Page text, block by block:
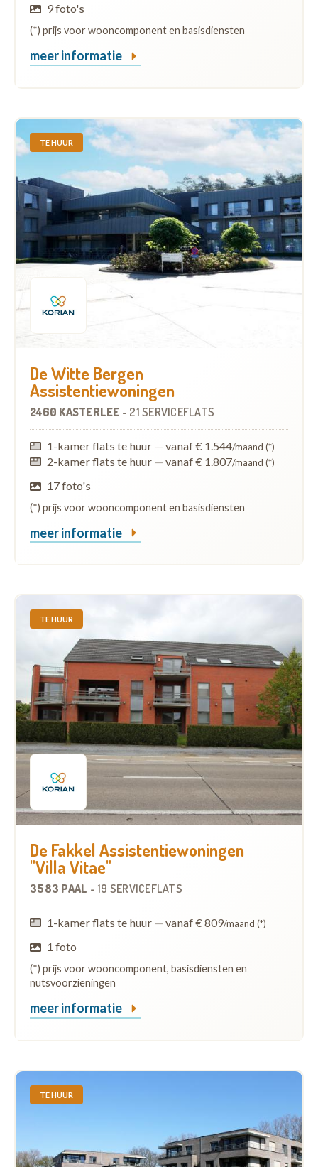
9 foto's
(*) prijs voor wooncomponent en basisdiensten
meer informatie
TE HUUR
De Witte Bergen
Assistentiewoningen
2460 KASTERLEE - 21 SERVICEFLATS
1-kamer flats te huur — vanaf € 1.544/maand (*)
2-kamer flats te huur — vanaf € 1.807/maand (*)
17 foto's
(*) prijs voor wooncomponent en basisdiensten
meer informatie
TE HUUR
De Fakkel Assistentiewoningen
"Villa Vitae"
3583 PAAL - 19 SERVICEFLATS
1-kamer flats te huur — vanaf € 809/maand (*)
1 foto
(*) prijs voor wooncomponent, basisdiensten en
nutsvoorzieningen
meer informatie
TE HUUR